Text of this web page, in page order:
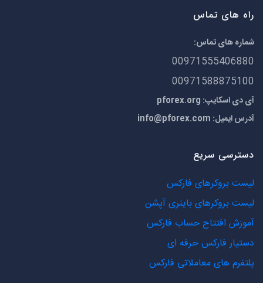
راه های تماس
شماره های تماس:
00971555406880
00971588875100
آی دی اسکایپ: pforex.org
آدرس ایمیل: info@pforex.com
دسترسی سریع
لیست بروکرهای فارکس
لیست بروکرهای باینری آپشن
آموزش افتتاح حساب فارکس
دستیار فارکس حرفه ای
پلتفرم های معاملاتی فارکس